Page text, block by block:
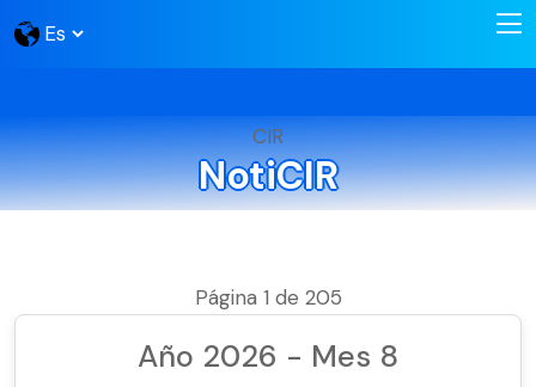
CIR
NotiCIR
Página 1 de 205
Año 2026 - Mes 8